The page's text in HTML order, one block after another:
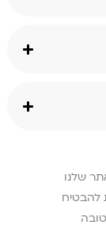
שלנו
להבטיח